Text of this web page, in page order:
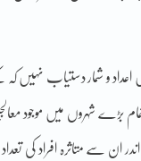
و شمار دستیاب نہیں کہ
بڑے شہروں میں موجود
ان سے متاثرہ افراد کی تعداد